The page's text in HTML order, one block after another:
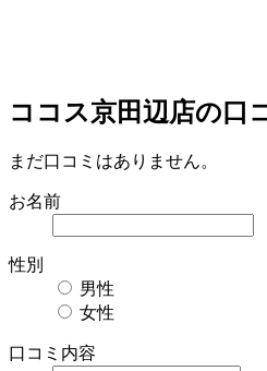
ココス京田辺店の口
まだ口コミはありません。
お名前
性別
男性
女性
口コミ内容